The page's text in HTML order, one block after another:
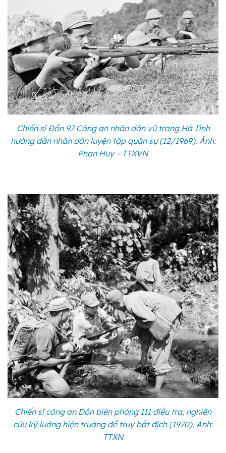
Chiến sĩ Đồn 97 Công an nhân dân vũ trang Hà Tĩnh
hướng dẫn nhân dân luyện tập quân sự (12/1969). Ảnh:
Phan Huy – TTXVN
Chiến sĩ công an Đồn biên phòng 111 điều tra, nghiên
cứu kỹ lưỡng hiện trường để truy bắt địch (1970). Ảnh:
TTXN